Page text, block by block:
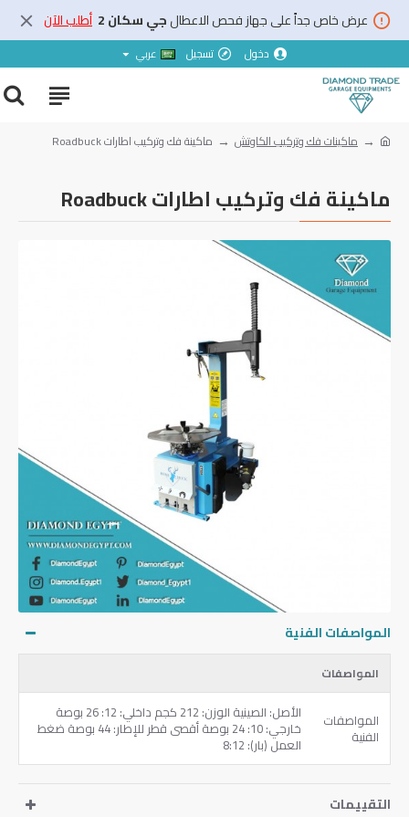
عرض خاص جداً على جهاز فحص الاعطالجي سكان 2 أطلب الآن
دخول تسجيل عربي
ماكينات فك وتركيب الكاوتش ماكينة فك وتركيب اطارات Roadbuck
ماكينة فك وتركيب اطارات Roadbuck
المواصفات الفنية
المواصفات
المواصفات
الفنية
الأصل: الصينية الوزن: 212 كجم داخلي: 12: 26 بوصة
خارجي: 10: 24 بوصة أقصى قطر للإطار: 44 بوصة ضغط
العمل (بار): 8:12
التقييمات